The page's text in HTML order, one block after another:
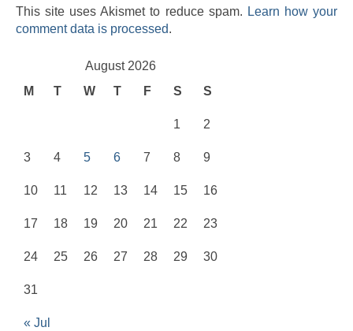
This site uses Akismet to reduce spam. Learn how your
comment data is processed.
August 2026
M
T W T F S S
« Jul
1 2
3 4 5 6 7 8 9
10 11 12 13 14 15 16
17 18 19 20 21 22 23
24 25 26 27 28 29 30
31